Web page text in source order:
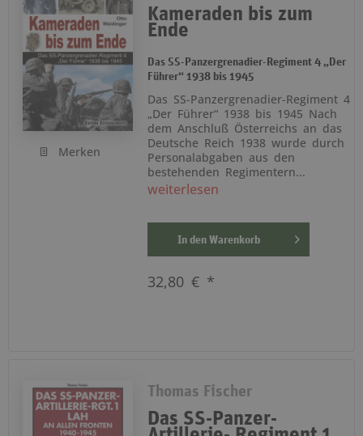
Merken
Kameraden bis zum
Ende
Das SS-Panzergrenadier-Regiment 4 „Der
Führer“ 1938 bis 1945
Das SS-Panzergrenadier-Regiment 4
„Der Führer“ 1938 bis 1945 Nach
dem Anschluß Österreichs an das
Deutsche Reich 1938 wurde durch
Personalabgaben aus den
bestehenden Regimentern...
weiterlesen
In den Warenkorb
32,80 € *
Thomas Fischer
Das SS-Panzer-